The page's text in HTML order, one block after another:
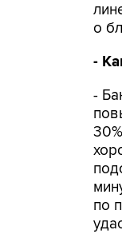
о
-
-
по